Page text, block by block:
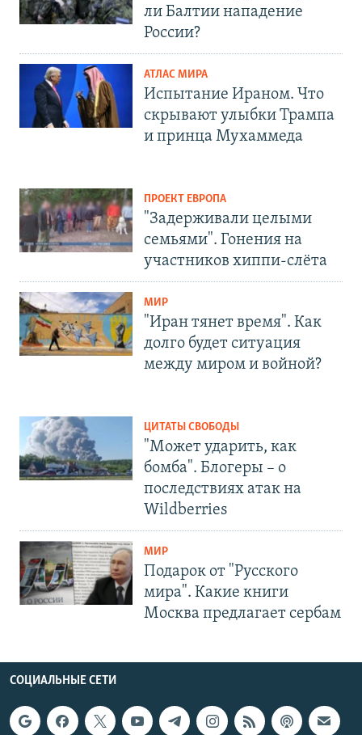
ли Балтии нападение
России?
АТЛАС МИРА
Испытание Ираном. Что
скрывают улыбки Трампа
и принца Мухаммеда
ПРОЕКТ ЕВРОПА
"Задерживали целыми
семьями". Гонения на
участников хиппи-слёта
МИР
"Иран тянет время". Как
долго будет ситуация
между миром и войной?
ЦИТАТЫ СВОБОДЫ
"Может ударить, как
бомба". Блогеры – о
последствиях атак на
Wildberries
МИР
Подарок от "Русского
мира". Какие книги
Москва предлагает сербам
СОЦИАЛЬНЫЕ СЕТИ